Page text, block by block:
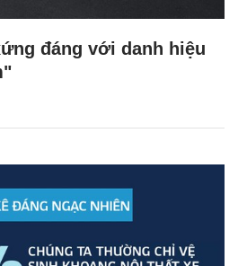
đáng với danh hiệu